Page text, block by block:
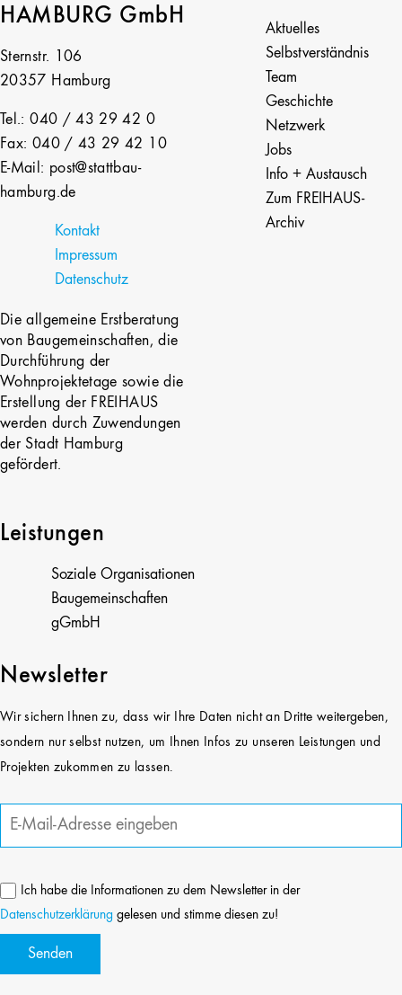
HAMBURG GmbH
Sternstr. 106
20357 Hamburg
Tel.: 040 / 43 29 42 0
Fax: 040 / 43 29 42 10
E-Mail: post@stattbau-
hamburg.de
Kontakt
Impressum
Datenschutz
Die allgemeine Erstberatung
von Baugemeinschaften, die
Durchführung der
Wohnprojektetage sowie die
Erstellung der FREIHAUS
werden durch Zuwendungen
der Stadt Hamburg
gefördert.
Aktuelles
Selbstverständnis
Team
Geschichte
Netzwerk
Jobs
Info + Austausch
Zum FREIHAUS-
Archiv
Leistungen
Soziale Organisationen
Baugemeinschaften
gGmbH
Newsletter
Wir sichern Ihnen zu, dass wir Ihre Daten nicht an Dritte weitergeben,
sondern nur selbst nutzen, um Ihnen Infos zu unseren Leistungen und
Projekten zukommen zu lassen.
Ich habe die Informationen zu dem Newsletter in der
Datenschutzerklärung gelesen und stimme diesen zu!